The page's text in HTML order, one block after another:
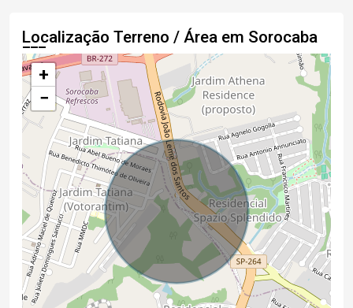
Localização Terreno / Área em Sorocaba
+
−